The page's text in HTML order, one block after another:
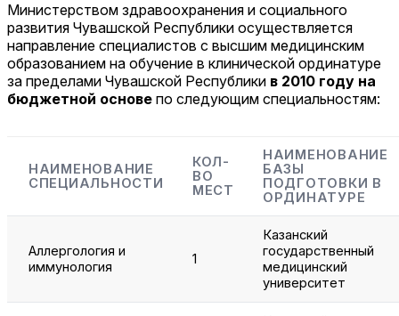
Министерством здравоохранения и социального
развития Чувашской Республики осуществляется
направление специалистов с высшим медицинским
образованием на обучение в клинической ординатуре
за пределами Чувашской Республики в 2010 году на
бюджетной основе по следующим специальностям:
НАИМЕНОВАНИЕ
СПЕЦИАЛЬНОСТИ
КОЛ-
ВО
МЕСТ
НАИМЕНОВАНИЕ
БАЗЫ
ПОДГОТОВКИ В
ОРДИНАТУРЕ
Аллергология и
иммунология
1
Казанский
государственный
медицинский
университет